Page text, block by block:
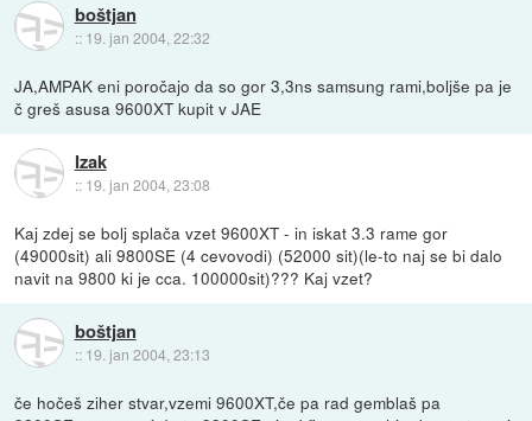
boštjan
:: 19. jan 2004, 22:32
JA,AMPAK eni poročajo da so gor 3,3ns samsung rami,boljše pa je
č greš asusa 9600XT kupit v JAE
Izak
:: 19. jan 2004, 23:08
Kaj zdej se bolj splača vzet 9600XT - in iskat 3.3 rame gor
(49000sit) ali 9800SE (4 cevovodi) (52000 sit)(le-to naj se bi dalo
navit na 9800 ki je cca. 100000sit)??? Kaj vzet?
boštjan
:: 19. jan 2004, 23:13
če hočeš ziher stvar,vzemi 9600XT,če pa rad gemblaš pa